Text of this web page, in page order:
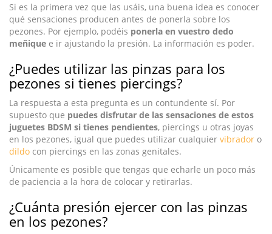
Si es la primera vez que las usáis, una buena idea es conocer
qué sensaciones producen antes de ponerla sobre los
pezones. Por ejemplo, podéis ponerla en vuestro dedo
meñique e ir ajustando la presión. La información es poder.
¿Puedes utilizar las pinzas para los
pezones si tienes piercings?
La respuesta a esta pregunta es un contundente sí. Por
supuesto que puedes disfrutar de las sensaciones de estos
juguetes BDSM si tienes pendientes, piercings u otras joyas
en los pezones, igual que puedes utilizar cualquier vibrador o
dildo con piercings en las zonas genitales.
Únicamente es posible que tengas que echarle un poco más
de paciencia a la hora de colocar y retirarlas.
¿Cuánta presión ejercer con las pinzas
en los pezones?